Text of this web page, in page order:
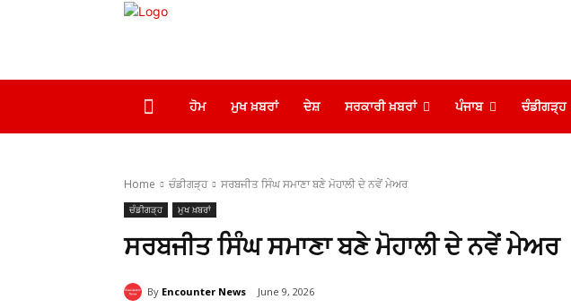
ਹੋਮ ਮੁਖ ਖ਼ਬਰਾਂ ਦੇਸ਼ ਸਰਕਾਰੀ ਖ਼ਬਰਾਂ ਪੰਜਾਬ ਚੰਡੀਗੜ੍ਹ
Home ਚੰਡੀਗੜ੍ਹ ਸਰਬਜੀਤ ਸਿੰਘ ਸਮਾਣਾ ਬਣੇ ਮੋਹਾਲੀ ਦੇ ਨਵੇਂ ਮੇਅਰ
ਚੰਡੀਗੜ੍ਹ ਮੁਖ ਖ਼ਬਰਾਂ
ਸਰਬਜੀਤ ਸਿੰਘ ਸਮਾਣਾ ਬਣੇ ਮੋਹਾਲੀ ਦੇ ਨਵੇਂ ਮੇਅਰ
By Encounter News June 9, 2026